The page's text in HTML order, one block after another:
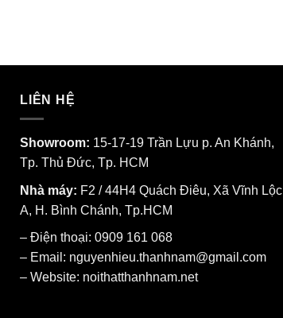
LIÊN HỆ
Showroom: 15-17-19 Trần Lựu p. An Khánh,
Tp. Thủ Đức, Tp. HCM
Nhà máy: F2 / 44H4 Quách Điêu, Xã Vĩnh Lộc
A, H. Bình Chánh, Tp.HCM
– Điện thoại: 0909 161 068
– Email: nguyenhieu.thanhnam@gmail.com
– Website: noithatthanhnam.net